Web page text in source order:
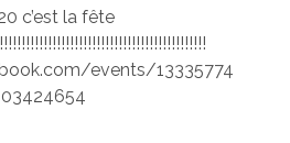
c’est la fête
events/13335774
03424654